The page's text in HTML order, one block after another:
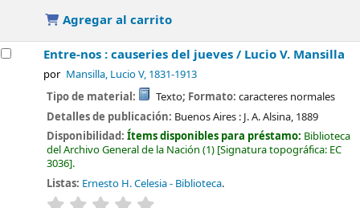
Agregar al carrito
Entre-nos : causeries del jueves / Lucio V. Mansilla
por Mansilla, Lucio V, 1831-1913
Tipo de material: Texto; Formato: caracteres normales
Detalles de publicación: Buenos Aires : J. A. Alsina, 1889
Disponibilidad:Ítems disponibles para préstamo: Biblioteca
del Archivo General de la Nación (1) Signatura topográfica: EC
3036 .
Listas: Ernesto H. Celesia - Biblioteca.
valoración